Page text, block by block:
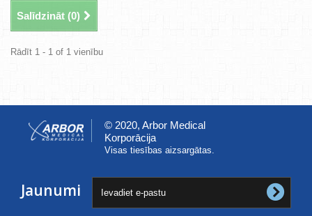
Salīdzināt (0)
Rādīt 1 - 1 of 1 vienību
© 2020, Arbor Medical
Korporācija
Visas tiesības aizsargātas.
Jaunumi